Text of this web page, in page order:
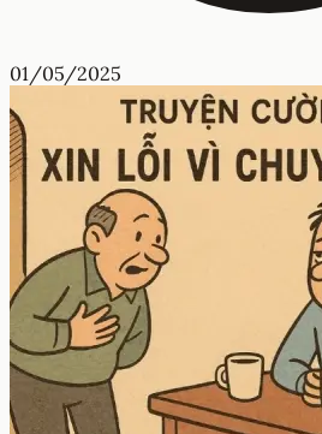
01/05/2025